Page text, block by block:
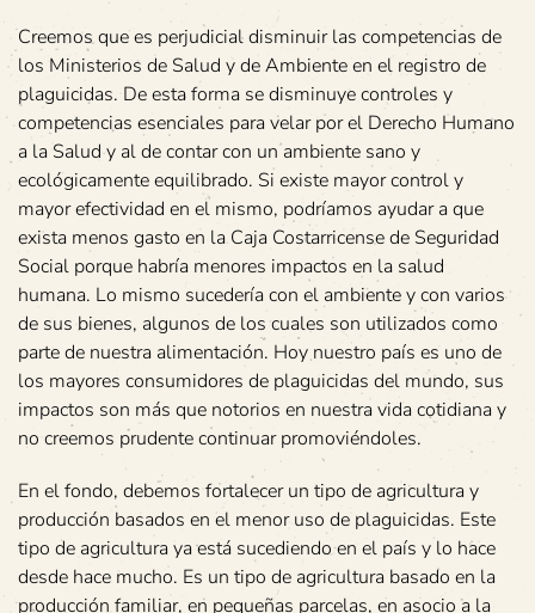
Creemos que es perjudicial disminuir las competencias de
los Ministerios de Salud y de Ambiente en el registro de
plaguicidas. De esta forma se disminuye controles y
competencias esenciales para velar por el Derecho Humano
a la Salud y al de contar con un ambiente sano y
ecológicamente equilibrado. Si existe mayor control y
mayor efectividad en el mismo, podríamos ayudar a que
exista menos gasto en la Caja Costarricense de Seguridad
Social porque habría menores impactos en la salud
humana. Lo mismo sucedería con el ambiente y con varios
de sus bienes, algunos de los cuales son utilizados como
parte de nuestra alimentación. Hoy nuestro país es uno de
los mayores consumidores de plaguicidas del mundo, sus
impactos son más que notorios en nuestra vida cotidiana y
no creemos prudente continuar promoviéndoles.
En el fondo, debemos fortalecer un tipo de agricultura y
producción basados en el menor uso de plaguicidas. Este
tipo de agricultura ya está sucediendo en el país y lo hace
desde hace mucho. Es un tipo de agricultura basado en la
producción familiar, en pequeñas parcelas, en asocio a la